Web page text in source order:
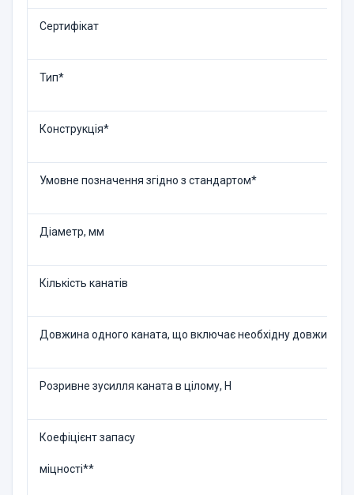
Сертифікат
Тип*
Конструкція*
Умовне позначення згідно з стандартом*
Діаметр, мм
Кількість канатів
Довжина одного каната, що включає необхідну довжину
Розривне зусилля каната в цілому, Н
Коефіцієнт запасу
міцності**